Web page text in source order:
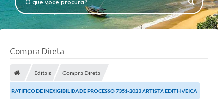
O que voce procura?
Compra Direta
Editais Compra Direta
RATIFICO DE INEXIGIBILIDADE PROCESSO 7351-2023 ARTISTA EDITH VEICA